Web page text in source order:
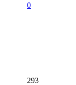
0
293